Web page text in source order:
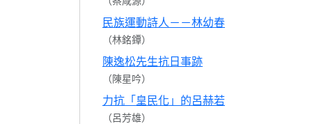
民族運動詩人－－林幼春
（林銘鐔）
陳逸松先生抗日事跡
（陳星吟）
力抗「皇民化」的呂赫若
（呂芳雄）